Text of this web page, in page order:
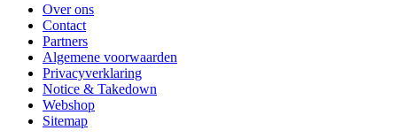
Over ons
Contact
Partners
Algemene voorwaarden
Privacyverklaring
Notice & Takedown
Webshop
Sitemap